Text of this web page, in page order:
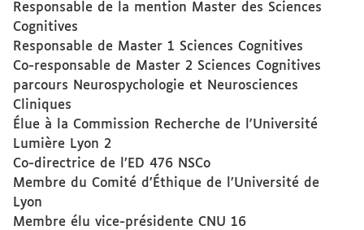
Responsable de la mention Master des Sciences
Cognitives
Responsable de Master 1 Sciences Cognitives
Co-responsable de Master 2 Sciences Cognitives
parcours Neurospychologie et Neurosciences
Cliniques
Élue à la Commission Recherche de l'Université
Lumière Lyon 2
Co-directrice de l’ED 476 NSCo
Membre du Comité d’Éthique de l’Université de
Lyon
Membre élu vice-présidente CNU 16